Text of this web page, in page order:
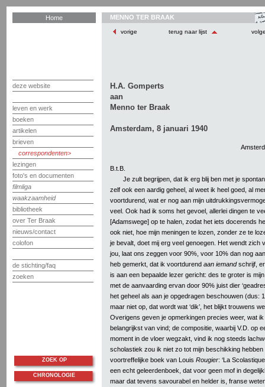
Home
deze website
leven en werk
boeken
artikelen
brieven
correspondenten
lezingen
foto's en documenten
filmliga
waakzaamheid
bibliotheek
over Ter Braak
nieuws/contact
colofon
de stichting/faq
zoeken
MENNO TER BRAAK
vorige terug naar lijst
H.A. Gomperts
aan
Menno ter Braak
Amsterdam, 8 januari 1940
B.t.B.
Je zult begrijpen, dat ik erg blij ben met je
zelf ook een aardig geheel, al weet ik heel goed, al
voortdurend, wat er nog aan mijn
veel. Ook had ik soms het gevoel, allerlei dingen te
[Adamswege] op te halen, zodat het iets docerends
ook niet, hoe mijn meningen te lozen, zonder ze te
je bevalt, doet mij erg veel genoegen. Het wendt zich
jou, laat ons zeggen voor 90%, voor 10% dan nog
heb gemerkt, dat ik voortdurend aan iemandschrijf, er
is aan een bepaalde lezer gericht: des te groter is
met de aanvaarding ervan door 90% juist dier
het geheel als aan je opgedragen beschouwen (dus:
maar niet op, dat wordt wat ‘dik’, het blijkt trouwens
Overigens geven je opmerkingen precies weer, wat
belangrijkst van vind; de compositie, waarbij V.D. op
moment in de vloer wegzakt, vind ik nog steeds
scholastiek zou ik niet zo tot mijn beschikking hebben
voortreffelijke boek van Louis Rougier: ‘La
een echt geleerdenboek, dat voor geen mof in
maar dat tevens savourabel en helder is, franse
ZOEK OP
CHRONOLOGIE